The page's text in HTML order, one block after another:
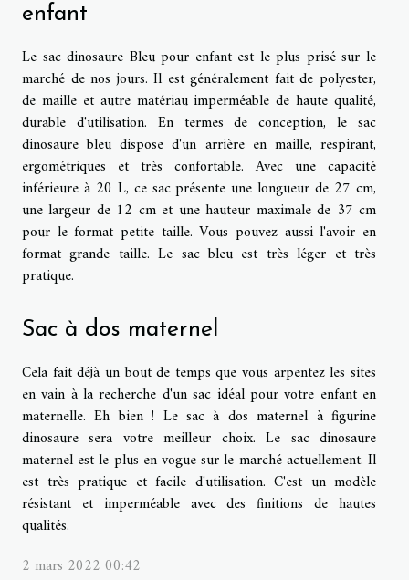
enfant
Le sac dinosaure Bleu pour enfant est le plus prisé sur le
marché de nos jours. Il est généralement fait de polyester,
de maille et autre matériau imperméable de haute qualité,
durable d'utilisation. En termes de conception, le sac
dinosaure bleu dispose d'un arrière en maille, respirant,
ergométriques et très confortable. Avec une capacité
inférieure à 20 L, ce sac présente une longueur de 27 cm,
une largeur de 12 cm et une hauteur maximale de 37 cm
pour le format petite taille. Vous pouvez aussi l'avoir en
format grande taille. Le sac bleu est très léger et très
pratique.
Sac à dos maternel
Cela fait déjà un bout de temps que vous arpentez les sites
en vain à la recherche d'un sac idéal pour votre enfant en
maternelle. Eh bien ! Le sac à dos maternel à figurine
dinosaure sera votre meilleur choix. Le sac dinosaure
maternel est le plus en vogue sur le marché actuellement. Il
est très pratique et facile d'utilisation. C'est un modèle
résistant et imperméable avec des finitions de hautes
qualités.
2 mars 2022 00:42